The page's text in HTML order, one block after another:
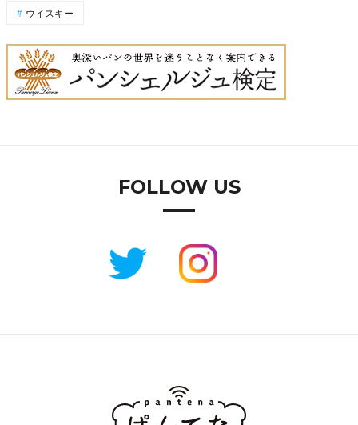
ウイスキー
FOLLOW US